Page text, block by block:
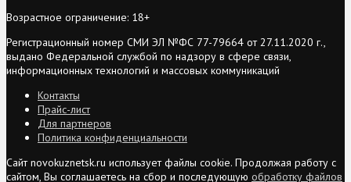
Возрастное ограничение: 18+
Регистрационный номер СМИ ЭЛ №ФС 77-79664 от 27.11.2020 г.,
выдано Федеральной службой по надзору в сфере связи,
информационных технологий и массовых коммуникаций
Контакты
Прайс-лист
Для партнеров
Политика конфиденциальности
Сайт novokuznetsk.ru использует файлы cookie. Продолжая работу с
сайтом, Вы соглашаетесь на сбор и последующую обработку файлов